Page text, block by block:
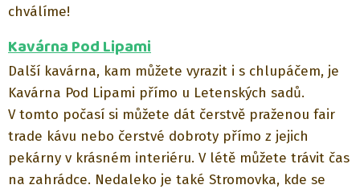
chválíme!
Kavárna Pod Lipami
Další kavárna, kam můžete vyrazit i s chlupáčem, je
Kavárna Pod Lipami přímo u Letenských sadů.
V tomto počasí si můžete dát čerstvě praženou fair
trade kávu nebo čerstvé dobroty přímo z jejich
pekárny v krásném interiéru. V létě můžete trávit čas
na zahrádce. Nedaleko je také Stromovka, kde se